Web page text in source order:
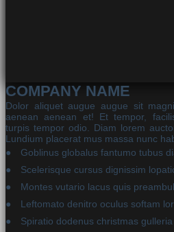
COMPANY NAME
Dolor aliquet augue augue sit
aenean aenean et! Et tempor,
turpis tempor odio. Diam lorem
Lundium placerat mus massa nunc
Goblinus globalus fantumo tubus
Scelerisque cursus dignissim
Montes vutario lacus quis
Leftomato denitro oculus softam
Spiratio dodenus christmas